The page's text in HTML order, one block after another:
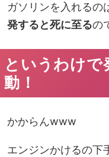
ガソリンを入れるの
発すると死に至るの
というわけで
動！
かからんwww
エンジンかけるの下